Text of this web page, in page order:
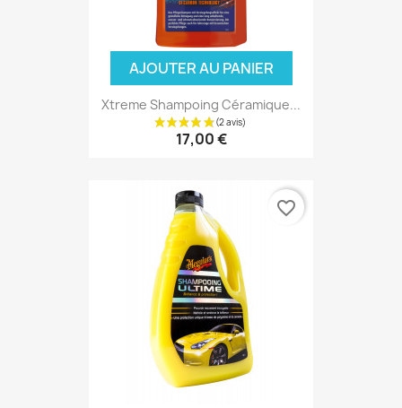
AJOUTER AU PANIER
Xtreme Shampoing Céramique...
17,00 €
favorite_border